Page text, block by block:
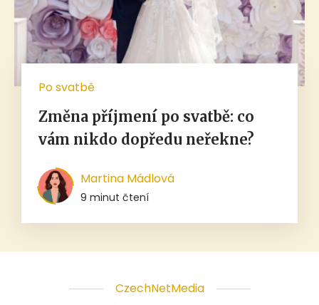
Po svatbě
Změna příjmení po svatbě: co
vám nikdo dopředu neřekne?
Martina Mádlová
9 minut čtení
CzechNetMedia